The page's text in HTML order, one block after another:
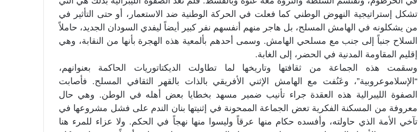
تشكل إستراتيجية النهوض الوطني كما فعلت في الحركة الوطنية ضد الاستعمار، أو حتى التأثير في
من يشكلونه في الهامش المسلح، بل هاجر منهم أنفسهم نفر كبير أيضاً ليفدي السودان الجديد، حاملاً
السلاح جنباً إلى جنب مع مسلحي الهامش. وسمى أحدهم بألمعية هذه الهجرة بأنها من النقابة، وهي
إقليم المقاومة المدنية في الحضر، إلى الغابة.
وسقمت هذه الجماعة من ثقافتها وتاريخها لما تطاولت الديكتاتوريات الحاكمة بعنوانهم،
“الإسلاموعروبية”، وعَنُفت مع الهامش الإثني الأفريقي بالذات بالقهر الثقافي المسلح. فأصابت
الصفوة الليبرالية هذه العقدة جراء تأنيب ضمير مسهد بخطايا بعض أهله في الوطن. وهي حال
معروفة من المسكنة الفكرية تعض الجماعة الممحونة في إثنيتها بنان الندم على فشل مشروعها في
تآخي الأمة الذي حاولته، وأفسده حكام منها عرقاً وليسوا منها نهجاً في الحكم. ولا عزاء للمرء هنا